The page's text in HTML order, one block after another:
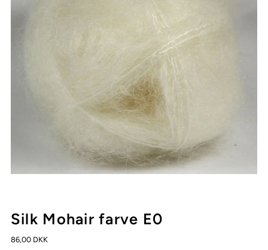
Silk Mohair farve E0
86,00 DKK